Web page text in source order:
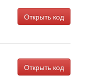
Открыть код
Открыть код